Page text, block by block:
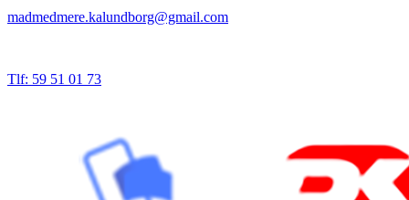
madmedmere.kalundborg@gmail.com
Tlf: 59 51 01 73